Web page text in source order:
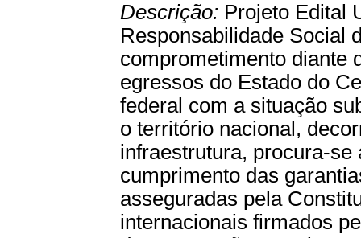
Descrição: Projeto Edital
Responsabilidade Social
comprometimento diante
egressos do Estado do
federal com a situação
o território nacional,
infraestrutura, procura-
cumprimento das
asseguradas pela
internacionais firmados